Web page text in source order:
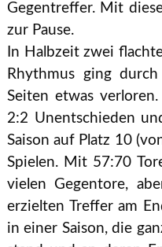
Gegentreffer. Mit
zur Pause.
In Halbzeit zwei
Rhythmus ging
Seiten etwas
2:2 Unentschieden
Saison auf Platz 10
Spielen. Mit 57:70
vielen Gegentore,
erzielten Treffer am
in einer Saison, die